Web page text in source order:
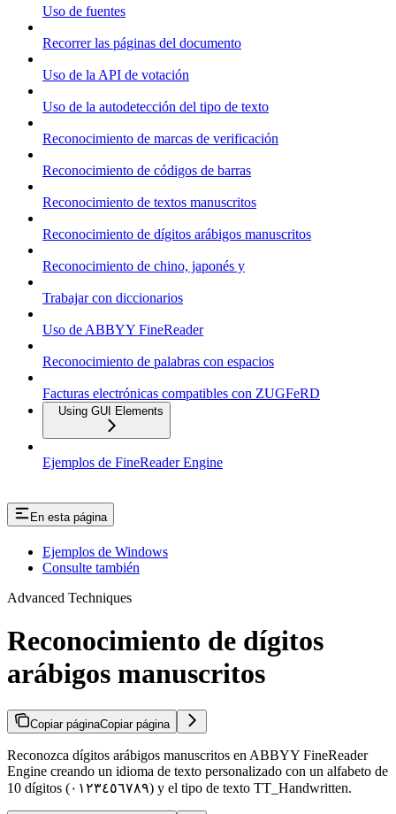
Uso de fuentes
Recorrer las páginas del documento
Uso de la API de votación
Uso de la autodetección del tipo de texto
Reconocimiento de marcas de verificación
Reconocimiento de códigos de barras
Reconocimiento de textos manuscritos
Reconocimiento de dígitos arábigos manuscritos
Reconocimiento de chino, japonés y
Trabajar con diccionarios
Uso de ABBYY FineReader
Reconocimiento de palabras con espacios
Facturas electrónicas compatibles con ZUGFeRD
Using GUI Elements
Ejemplos de FineReader Engine
En esta página
Ejemplos de Windows
Consulte también
Advanced Techniques
Reconocimiento de dígitos
arábigos manuscritos
Copiar páginaCopiar página
Reconozca dígitos arábigos manuscritos en ABBYY FineReader
Engine creando un idioma de texto personalizado con un alfabeto de
10 dígitos (٠١٢٣٤٥٦٧٨٩) y el tipo de texto TT_Handwritten.